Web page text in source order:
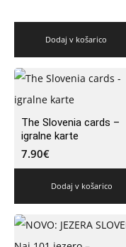
Dodaj v košarico
The Slovenia cards –
igralne karte
7.90€
Dodaj v košarico